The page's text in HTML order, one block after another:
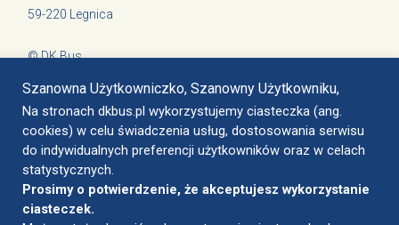
Szanowna Użytkowniczko, Szanowny Użytkowniku,
Na stronach dkbus.pl wykorzystujemy ciasteczka (ang.
cookies) w celu świadczenia usług, dostosowania serwisu
do indywidualnych preferencji użytkowników oraz w celach
statystycznych.
Prosimy o potwierdzenie, że akceptujesz wykorzystanie
ciasteczek.
59-220 Legnica
© DK Bus
Legnica, ul. Nasienna 4
biuro@dkbus.pl
+48 797 760 102